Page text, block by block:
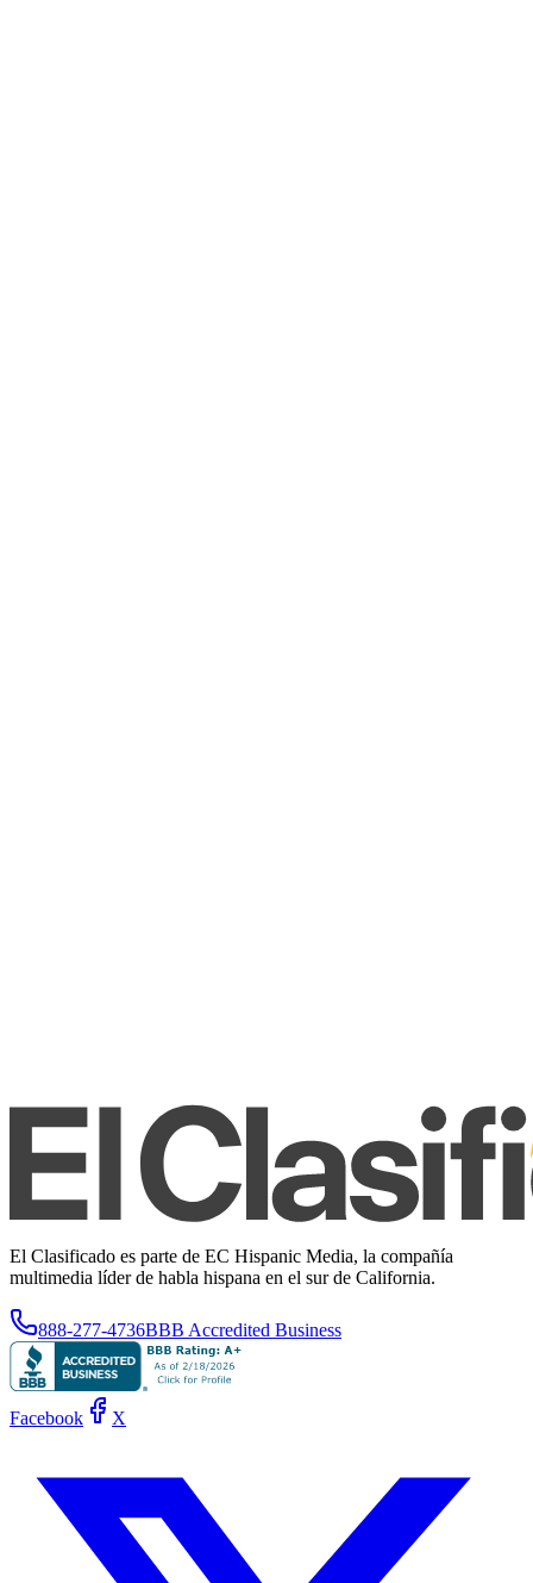
El Clasificado es parte de EC Hispanic Media, la compañía
multimedia líder de habla hispana en el sur de California.
888-277-4736BBB Accredited Business
Facebook X